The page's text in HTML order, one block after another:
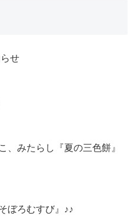
せ
、みたらし『夏の三色餅』
ぼろむすび』♪♪